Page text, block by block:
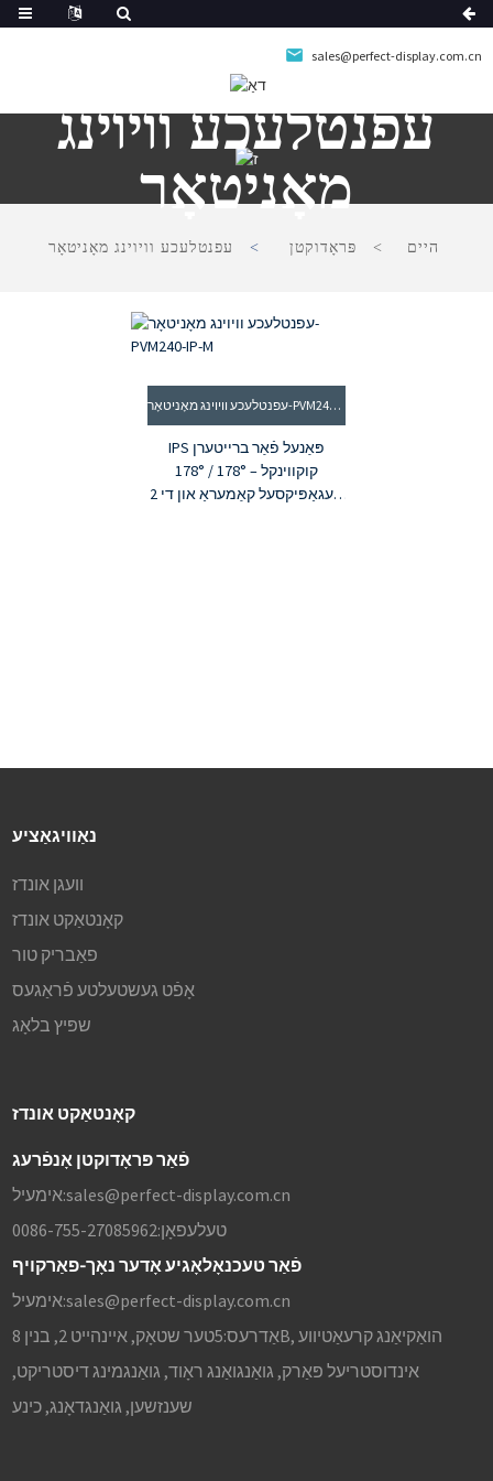
sales@perfect-display.com.cn
עפנטלעכע וויוינג
מאָניטאָר
היים פּראָדוקטן עפנטלעכע וויוינג מאָניטאָר
עפנטלעכע וויוינג מאָניטאָר-PVM240-IP-M
IPS פּאַנעל פֿאַר ברייטערן
קוקווינקל – 178° / 178°
2 מעגאַפּיקסעל קאַמעראַ און די
נאַוויגאַציע
וועגן אונדז
קאָנטאַקט אונדז
פאַבריק טור
אָפֿט געשטעלטע פֿראַגעס
שפּיץ בלאָג
קאָנטאַקט אונדז
פֿאַר פּראָדוקטן אָנפֿרעג
אימעיל:sales@perfect-display.com.cn
טעלעפאָן:0086-755-27085962
פֿאַר טעכנאָלאָגיע אָדער נאָך-פאַרקויף
אימעיל:sales@perfect-display.com.cn
אַדרעס:
5טער שטאָק, איינהייט 2, בנין 8B, הואַקיאַנג קרעאַטיווע
אינדוסטריעל פּאַרק, גואַנגואַנג ראָוד, גואַנגמינג דיסטריקט,
שענזשען, גואַנגדאָנג, כינע